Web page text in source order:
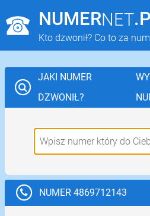
NUMERNET
Kto dzwonił? Co to za
JAKI NUMER
DZWONIŁ?
NUMER 4869712143